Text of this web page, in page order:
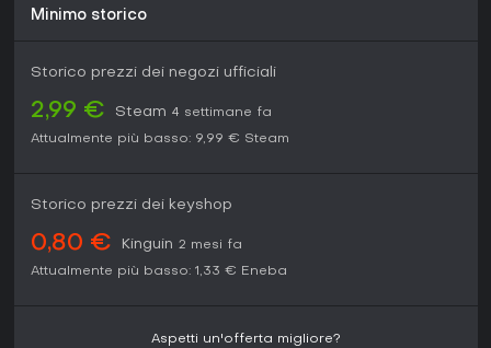
Minimo storico
Storico prezzi dei negozi ufficiali
2,99 € Steam 4 settimane fa
Attualmente più basso: 9,99 € Steam
Storico prezzi dei keyshop
0,80 € Kinguin 2 mesi fa
Attualmente più basso: 1,33 € Eneba
Aspetti un'offerta migliore?